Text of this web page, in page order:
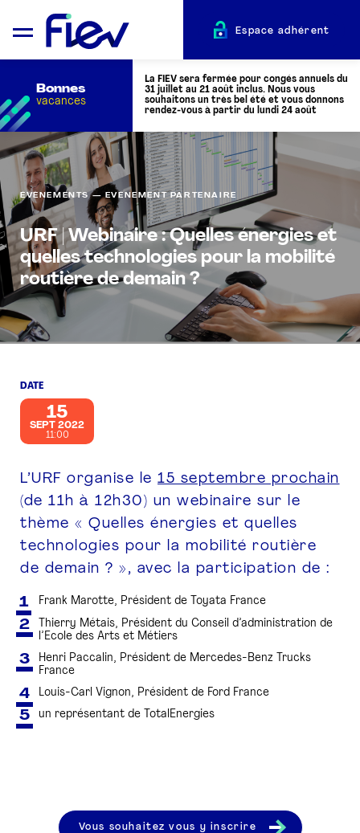
QUI SOMMES-NOUS ?
L’AUTOMOTIVE
ADHÉRENTS
ACTUALITÉS
PRESSE
Espace adhérent
Bonnes
vacances
La FIEV sera fermée pour congés annuels du
31 juillet au 21 août inclus. Nous vous
souhaitons un très bel été et vous donnons
rendez-vous à partir du lundi 24 août
ÉVÈNEMENTS — EVÉNEMENT PARTENAIRE
URF | Webinaire : Quelles énergies et
quelles technologies pour la mobilité
routière de demain ?
DATE
15
SEPT 2022
11:00
L’URF organise le 15 septembre prochain
(de 11h à 12h30) un webinaire sur le
thème « Quelles énergies et quelles
technologies pour la mobilité routière
de demain ? », avec la participation de :
Frank Marotte, Président de Toyata France
Thierry Métais, Président du Conseil d’administration de
l’Ecole des Arts et Métiers
Henri Paccalin, Président de Mercedes-Benz Trucks
France
Louis-Carl Vignon, Président de Ford France
un représentant de TotalEnergies
Vous souhaitez vous y inscrire